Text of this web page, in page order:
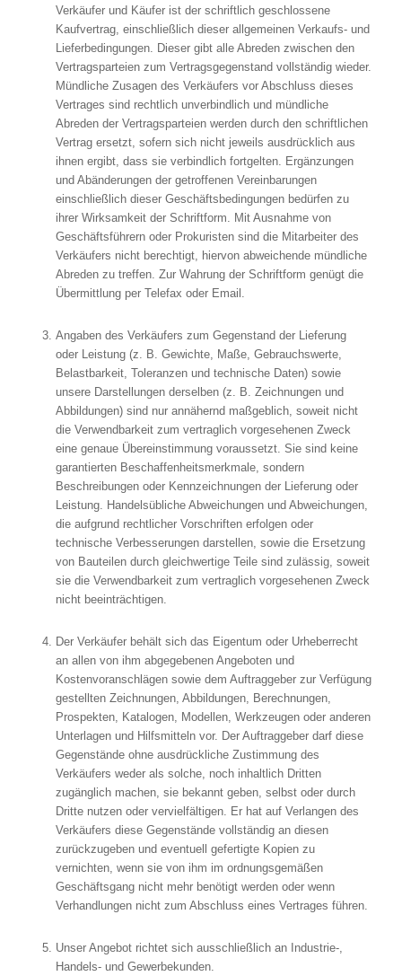
Verkäufer und Käufer ist der schriftlich geschlossene
Kaufvertrag, einschließlich dieser allgemeinen Verkaufs- und
Lieferbedingungen. Dieser gibt alle Abreden zwischen den
Vertragsparteien zum Vertragsgegenstand vollständig wieder.
Mündliche Zusagen des Verkäufers vor Abschluss dieses
Vertrages sind rechtlich unverbindlich und mündliche
Abreden der Vertragsparteien werden durch den schriftlichen
Vertrag ersetzt, sofern sich nicht jeweils ausdrücklich aus
ihnen ergibt, dass sie verbindlich fortgelten. Ergänzungen
und Abänderungen der getroffenen Vereinbarungen
einschließlich dieser Geschäftsbedingungen bedürfen zu
ihrer Wirksamkeit der Schriftform. Mit Ausnahme von
Geschäftsführern oder Prokuristen sind die Mitarbeiter des
Verkäufers nicht berechtigt, hiervon abweichende mündliche
Abreden zu treffen. Zur Wahrung der Schriftform genügt die
Übermittlung per Telefax oder Email.
Angaben des Verkäufers zum Gegenstand der Lieferung
oder Leistung (z. B. Gewichte, Maße, Gebrauchswerte,
Belastbarkeit, Toleranzen und technische Daten) sowie
unsere Darstellungen derselben (z. B. Zeichnungen und
Abbildungen) sind nur annähernd maßgeblich, soweit nicht
die Verwendbarkeit zum vertraglich vorgesehenen Zweck
eine genaue Übereinstimmung voraussetzt. Sie sind keine
garantierten Beschaffenheitsmerkmale, sondern
Beschreibungen oder Kennzeichnungen der Lieferung oder
Leistung. Handelsübliche Abweichungen und Abweichungen,
die aufgrund rechtlicher Vorschriften erfolgen oder
technische Verbesserungen darstellen, sowie die Ersetzung
von Bauteilen durch gleichwertige Teile sind zulässig, soweit
sie die Verwendbarkeit zum vertraglich vorgesehenen Zweck
nicht beeinträchtigen.
Der Verkäufer behält sich das Eigentum oder Urheberrecht
an allen von ihm abgegebenen Angeboten und
Kostenvoranschlägen sowie dem Auftraggeber zur Verfügung
gestellten Zeichnungen, Abbildungen, Berechnungen,
Prospekten, Katalogen, Modellen, Werkzeugen oder anderen
Unterlagen und Hilfsmitteln vor. Der Auftraggeber darf diese
Gegenstände ohne ausdrückliche Zustimmung des
Verkäufers weder als solche, noch inhaltlich Dritten
zugänglich machen, sie bekannt geben, selbst oder durch
Dritte nutzen oder vervielfältigen. Er hat auf Verlangen des
Verkäufers diese Gegenstände vollständig an diesen
zurückzugeben und eventuell gefertigte Kopien zu
vernichten, wenn sie von ihm im ordnungsgemäßen
Geschäftsgang nicht mehr benötigt werden oder wenn
Verhandlungen nicht zum Abschluss eines Vertrages führen.
Unser Angebot richtet sich ausschließlich an Industrie-,
Handels- und Gewerbekunden.